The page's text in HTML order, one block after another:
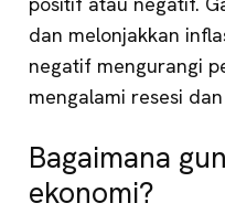
dan melonjakkan
negatif mengurangi
mengalami resesi
Bagaimana
ekonomi?